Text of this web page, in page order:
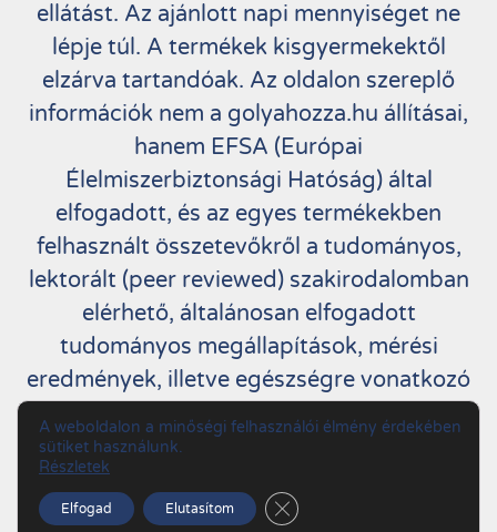
ellátást. Az ajánlott napi mennyiséget ne
lépje túl. A termékek kisgyermekektől
elzárva tartandóak. Az oldalon szereplő
információk nem a golyahozza.hu állításai,
hanem EFSA (Európai
Élelmiszerbiztonsági Hatóság) által
elfogadott, és az egyes termékekben
felhasznált összetevőkről a tudományos,
lektorált (peer reviewed) szakirodalomban
elérhető, általánosan elfogadott
tudományos megállapítások, mérési
eredmények, illetve egészségre vonatkozó
állítások.
Copyright by Golyahozza.hu. All Rights
Reserved.
A weboldalon a minőségi felhasználói élmény érdekében
sütiket használunk.
Részletek
Elfogad Elutasítom Close GDPR Cookie Banner